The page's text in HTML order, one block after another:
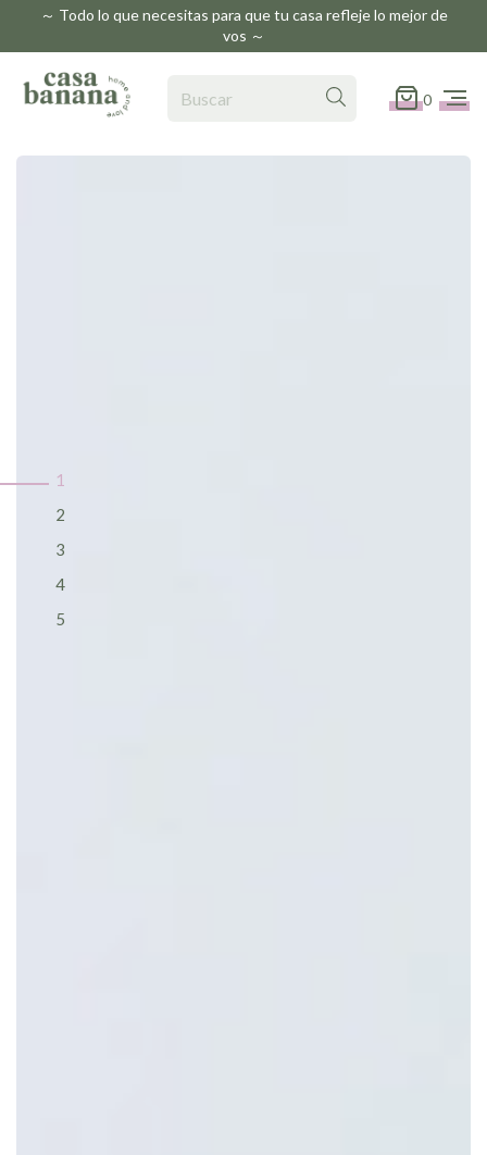
～ Todo lo que necesitas para que tu casa refleje lo mejor de
vos ～
0
1
2
3
4
5